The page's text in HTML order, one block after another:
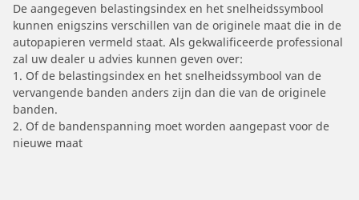
De aangegeven belastingsindex en het snelheidssymbool
kunnen enigszins verschillen van de originele maat die in de
autopapieren vermeld staat. Als gekwalificeerde professional
zal uw dealer u advies kunnen geven over:
1. Of de belastingsindex en het snelheidssymbool van de
vervangende banden anders zijn dan die van de originele
banden.
2. Of de bandenspanning moet worden aangepast voor de
nieuwe maat